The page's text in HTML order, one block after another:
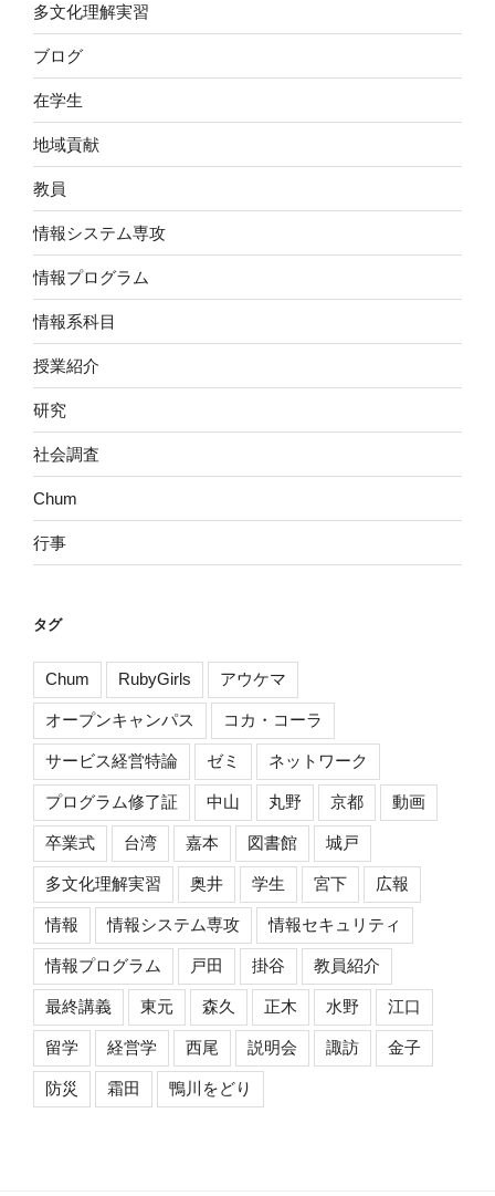
多文化理解実習
ブログ
在学生
地域貢献
教員
情報システム専攻
情報プログラム
情報系科目
授業紹介
研究
社会調査
Chum
行事
タグ
Chum RubyGirls アウケマ
オープンキャンパス コカ・コーラ
サービス経営特論 ゼミ ネットワーク
プログラム修了証 中山 丸野 京都 動画
卒業式 台湾 嘉本 図書館 城戸
多文化理解実習 奥井 学生 宮下 広報
情報 情報システム専攻 情報セキュリティ
情報プログラム 戸田 掛谷 教員紹介
最終講義 東元 森久 正木 水野 江口
留学 経営学 西尾 説明会 諏訪 金子
防災 霜田 鴨川をどり